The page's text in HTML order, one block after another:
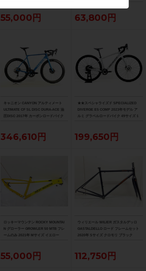
55,000円 63,800円
キャニオン CANYON アルティメート
ULTIMATE CF SL DISC DURA-ACE 油
圧DISC 2017年 カーボンロードバイク
346,610円
★★スペシャライズド SPECIALIZED
DIVERGE E5 COMP 2023年モデル ア
ルミ グラベルロードバイク 49サイズ 1
199,650円
ロッキーマウンテン ROCKY MOUNTAI
N グローラー GROWLER 50 MTB フレ
ームのみ 2021年 Mサイズ イエロー
55,000円
ウィリエール WILIER ガスタルデッロ
GASTALDELLO ロード フレームセット
2020年 Sサイズ クロモリ ブラック
112,750円